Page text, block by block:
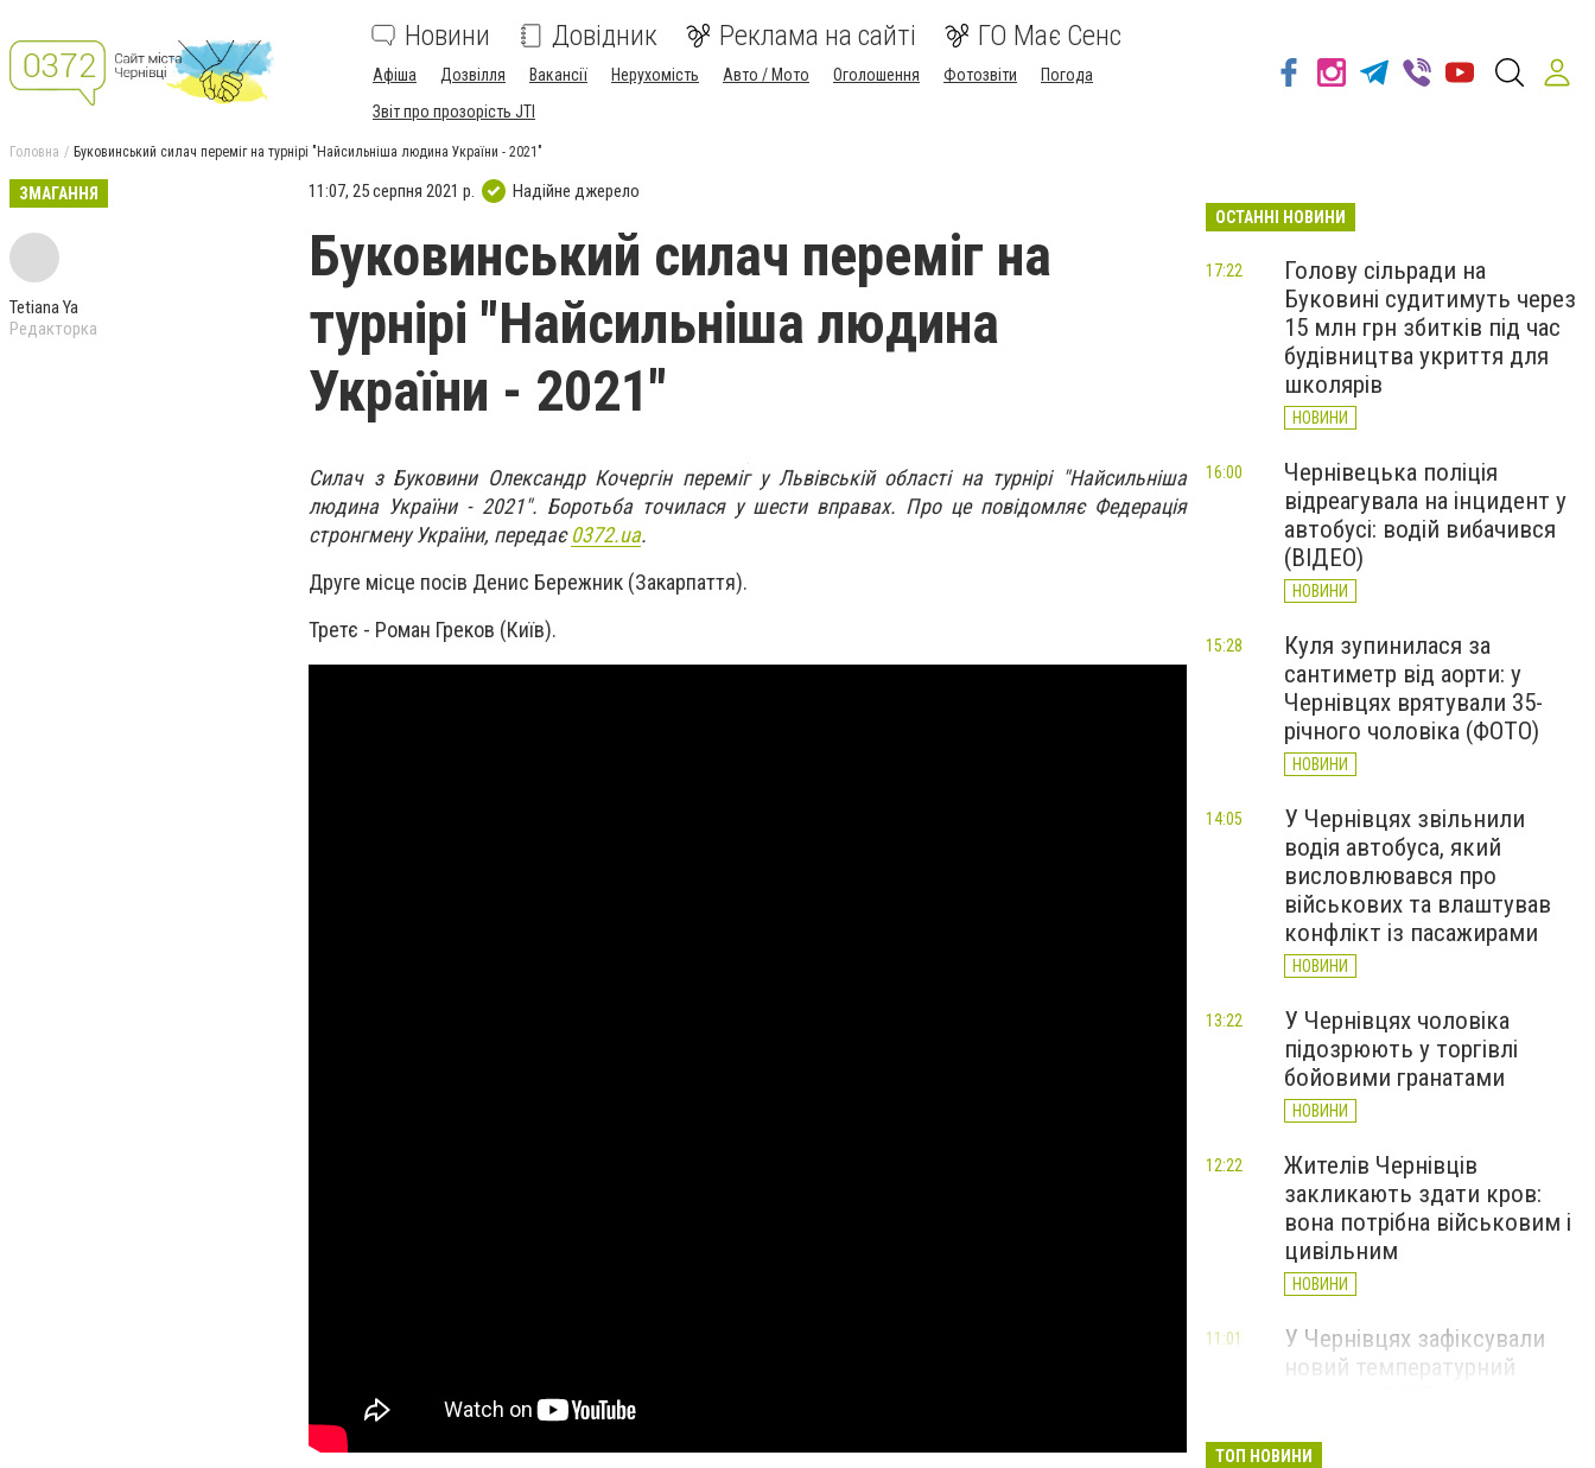
Новини Довідник Реклама на сайті ГО Має Сенс
Афіша Дозвілля Вакансії Нерухомість Авто / Мото Оголошення Фотозвіти
Погода
Звіт про прозорість JTI
Головна Буковинський силач переміг на турнірі "Найсильніша людина України - 2021"
ЗМАГАННЯ
Tetiana Ya
Редакторка
11:07, 25 серпня 2021 р. Надійне джерело
Буковинський силач переміг на
турнірі "Найсильніша людина
України - 2021"
Силач з Буковини Олександр Кочергін переміг у Львівській області на турнірі "Найсильніша
людина України - 2021". Боротьба точилася у шести вправах. Про це повідомляє Федерація
стронгмену України, передає0372.ua.
Друге місце посів Денис Бережник (Закарпаття).
Третє - Роман Греков (Київ).
ОСТАННІ НОВИНИ
Голову сільради на
Буковині судитимуть через
15 млн грн збитків під час
будівництва укриття для
школярів
НОВИНИ
17:22
Чернівецька поліція
відреагувала на інцидент у
автобусі: водій вибачився
(ВІДЕО)
НОВИНИ
16:00
Куля зупинилася за
сантиметр від аорти: у
Чернівцях врятували 35-
річного чоловіка (ФОТО)
НОВИНИ
15:28
У Чернівцях звільнили
водія автобуса, який
висловлювався про
військових та влаштував
конфлікт із пасажирами
НОВИНИ
14:05
У Чернівцях чоловіка
підозрюють у торгівлі
бойовими гранатами
НОВИНИ
13:22
Жителів Чернівців
закликають здати кров:
вона потрібна військовим і
цивільним
НОВИНИ
12:22
У Чернівцях зафіксували
новий температурний
11:01
ТОП НОВИНИ